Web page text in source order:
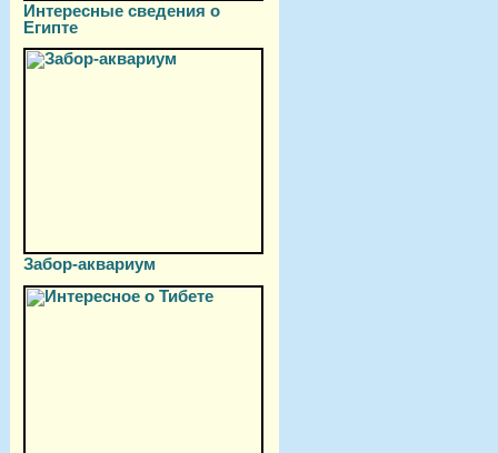
Интересные сведения о
Египте
Забор-аквариум